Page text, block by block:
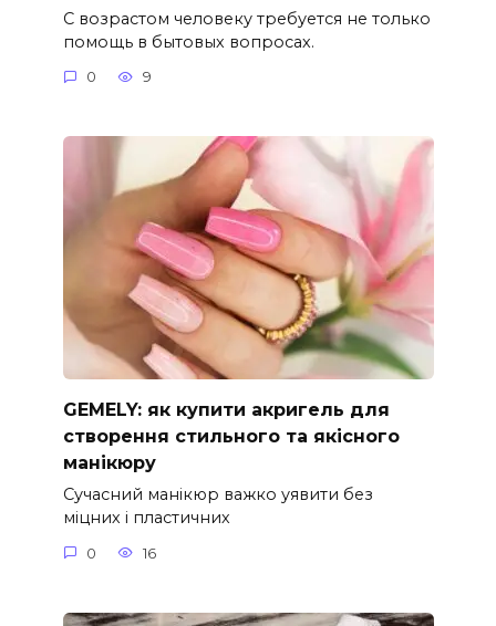
С возрастом человеку требуется не только
помощь в бытовых вопросах.
0 9
GEMELY: як купити акригель для
створення стильного та якісного
манікюру
Сучасний манікюр важко уявити без
міцних і пластичних
0 16